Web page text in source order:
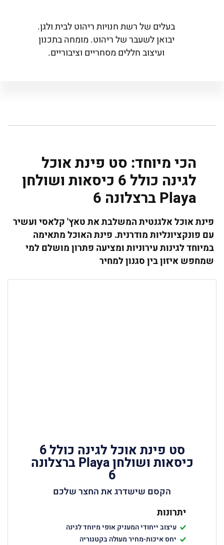
בעלים של רשת חנויות ריהוט לבית ולגן.
יבואן לשעבר של ריהוט. מומחה בתכנון
ועיצוב חללים מסחריים וציבוריים.
הכי מיוחד: סט פינת אוכל
לגינה כולל 6 כיסאות ושולחן
Playa ברצלונה 6
פינת אוכל אלגנטית המשלבת את טאץ' קלאסי ועשיר
עם פונקציונליות מודרנית. פינת האוכל מתאימה
במיוחד לגינות עירוניות ומציעה פתרון מושלם למי
שמחפש איזון בין סגנון למחיר
סט פינת אוכל לגינה כולל 6
כיסאות ושולחן Playa ברצלונה
6
הקסם שישדרג את החצר שלכם
יתרונות
עיצוב ייחודי המעניק אופי מיוחד לגינה
יחס איכות-מחיר מעולה בקטגוריה